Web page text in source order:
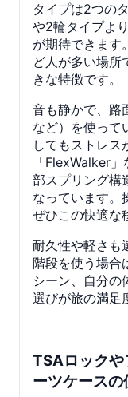
タイプは2つの
や2輪タイプよ
が期待できます
ど人が多い場所
きな特徴です。
音も静かで、路
など）を使って
してもストレ
「FlexWalker
部スプリング構
なっています。
ぜひこの快適な
耐久性や軽さも
階段を使う場合
シーン、自分の
選びが旅の満足
TSAロックや
ーツケースの